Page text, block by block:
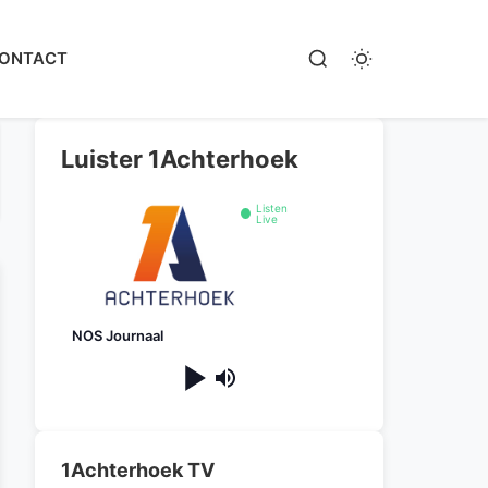
Luister 1Achterhoek
Listen
Live
NOS Journaal
1Achterhoek TV